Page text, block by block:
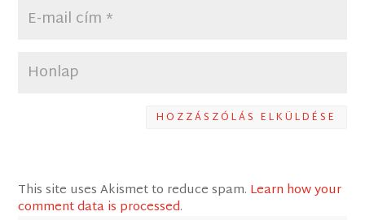
HOZZÁSZÓLÁS ELKÜLDÉSE
This site uses Akismet to reduce spam. Learn how your
comment data is processed.